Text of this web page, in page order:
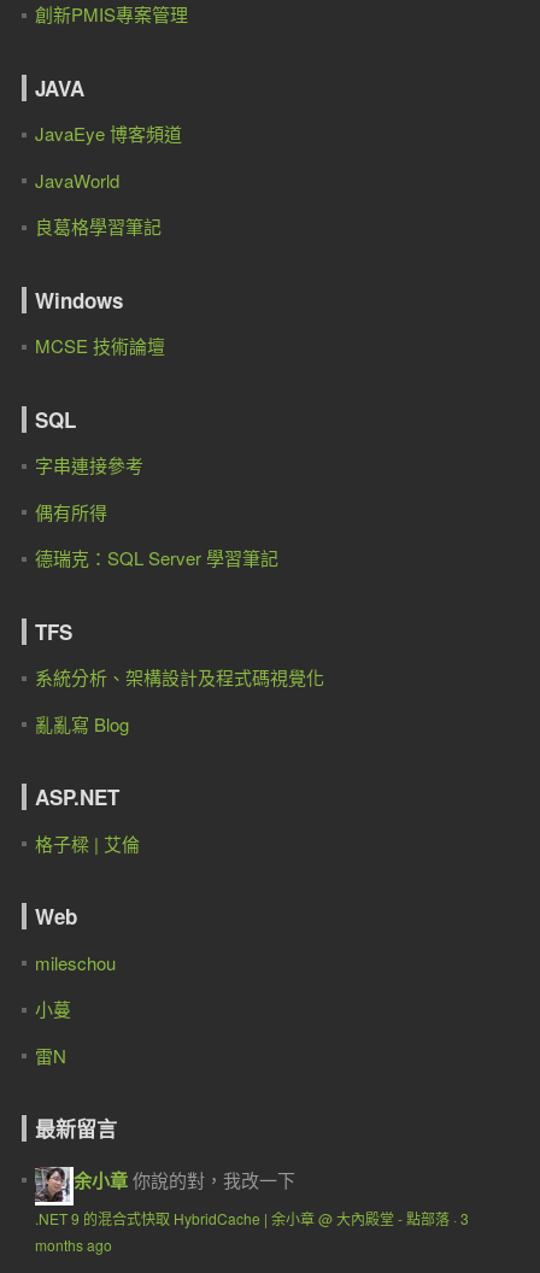
創新PMIS專案管理
JAVA
JavaEye 博客頻道
JavaWorld
良葛格學習筆記
Windows
MCSE 技術論壇
SQL
字串連接參考
偶有所得
德瑞克：SQL Server 學習筆記
TFS
系統分析、架構設計及程式碼視覺化
亂亂寫 Blog
ASP.NET
格子樑 | 艾倫
Web
mileschou
小蔓
雷N
最新留言
余小章你說的對，我改一下
.NET 9 的混合式快取 HybridCache | 余小章 @ 大內殿堂 - 點部落· 3
months ago